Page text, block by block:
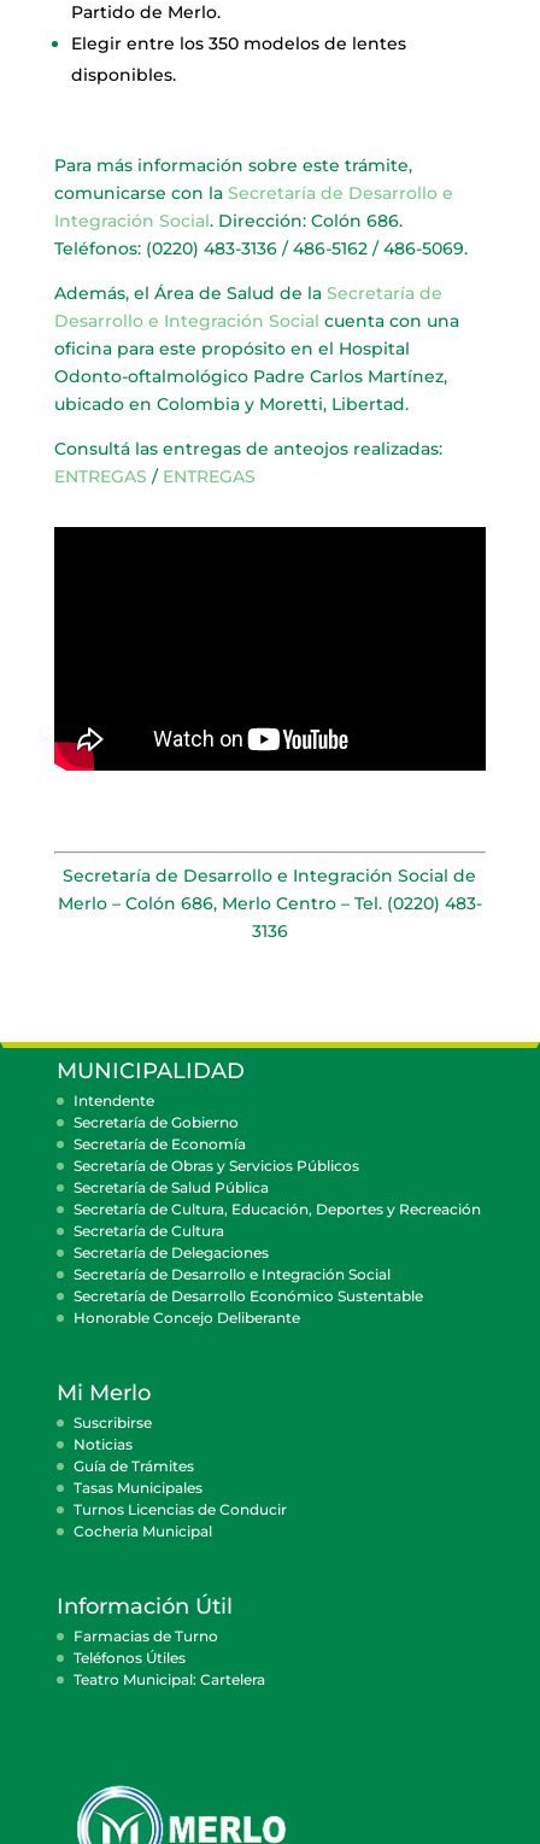
Partido de Merlo.
Elegir entre los 350 modelos de lentes
disponibles.
Para más información sobre este trámite,
comunicarse con la Secretaría de Desarrollo e
Integración Social. Dirección: Colón 686.
Teléfonos: (0220) 483-3136 / 486-5162 / 486-5069.
Además, el Área de Salud de la Secretaría de
Desarrollo e Integración Social cuenta con una
oficina para este propósito en el Hospital
Odonto-oftalmológico Padre Carlos Martínez,
ubicado en Colombia y Moretti, Libertad.
Consultá las entregas de anteojos realizadas:
ENTREGAS / ENTREGAS
Secretaría de Desarrollo e Integración Social de
Merlo – Colón 686, Merlo Centro – Tel. (0220) 483-
3136
MUNICIPALIDAD
Intendente
Secretaría de Gobierno
Secretaría de Economía
Secretaría de Obras y Servicios Públicos
Secretaría de Salud Pública
Secretaría de Cultura, Educación, Deportes y Recreación
Secretaría de Cultura
Secretaría de Delegaciones
Secretaría de Desarrollo e Integración Social
Secretaría de Desarrollo Económico Sustentable
Honorable Concejo Deliberante
Mi Merlo
Suscribirse
Noticias
Guía de Trámites
Tasas Municipales
Turnos Licencias de Conducir
Cocheria Municipal
Información Útil
Farmacias de Turno
Teléfonos Útiles
Teatro Municipal: Cartelera